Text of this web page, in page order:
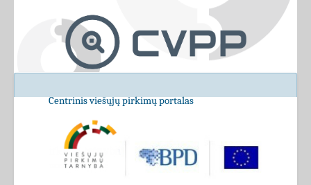
Centrinis viešųjų pirkimų portalas